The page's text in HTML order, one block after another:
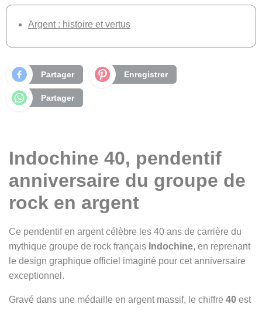
Argent : histoire et vertus
Partager Enregistrer
Partager
Indochine 40, pendentif
anniversaire du groupe de
rock en argent
Ce pendentif en argent célèbre les 40 ans de carrière du
mythique groupe de rock français Indochine, en reprenant
le design graphique officiel imaginé pour cet anniversaire
exceptionnel.
Gravé dans une médaille en argent massif, le chiffre 40 est